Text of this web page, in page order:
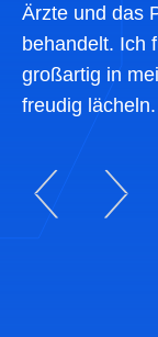
Ärzte und das
behandelt. Ich
großartig in
freudig lächeln.